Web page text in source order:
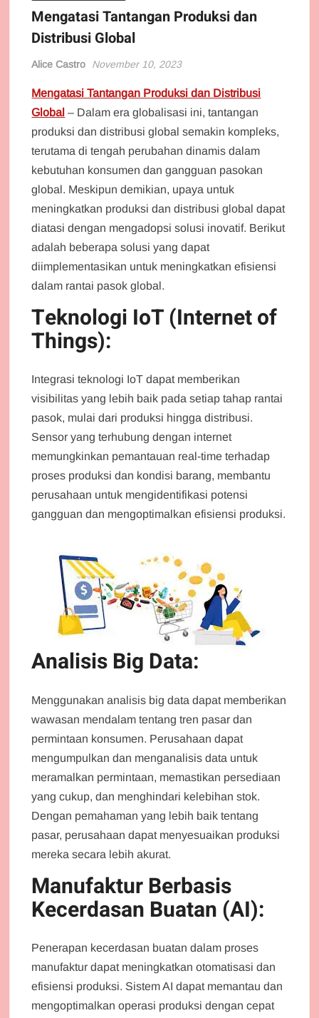
Mengatasi Tantangan Produksi dan
Distribusi Global
Alice Castro November 10, 2023
Mengatasi Tantangan Produksi dan Distribusi
Global – Dalam era globalisasi ini, tantangan
produksi dan distribusi global semakin kompleks,
terutama di tengah perubahan dinamis dalam
kebutuhan konsumen dan gangguan pasokan
global. Meskipun demikian, upaya untuk
meningkatkan produksi dan distribusi global dapat
diatasi dengan mengadopsi solusi inovatif. Berikut
adalah beberapa solusi yang dapat
diimplementasikan untuk meningkatkan efisiensi
dalam rantai pasok global.
Teknologi IoT (Internet of
Things):
Integrasi teknologi IoT dapat memberikan
visibilitas yang lebih baik pada setiap tahap rantai
pasok, mulai dari produksi hingga distribusi.
Sensor yang terhubung dengan internet
memungkinkan pemantauan real-time terhadap
proses produksi dan kondisi barang, membantu
perusahaan untuk mengidentifikasi potensi
gangguan dan mengoptimalkan efisiensi produksi.
Analisis Big Data:
Menggunakan analisis big data dapat memberikan
wawasan mendalam tentang tren pasar dan
permintaan konsumen. Perusahaan dapat
mengumpulkan dan menganalisis data untuk
meramalkan permintaan, memastikan persediaan
yang cukup, dan menghindari kelebihan stok.
Dengan pemahaman yang lebih baik tentang
pasar, perusahaan dapat menyesuaikan produksi
mereka secara lebih akurat.
Manufaktur Berbasis
Kecerdasan Buatan (AI):
Penerapan kecerdasan buatan dalam proses
manufaktur dapat meningkatkan otomatisasi dan
efisiensi produksi. Sistem AI dapat memantau dan
mengoptimalkan operasi produksi dengan cepat